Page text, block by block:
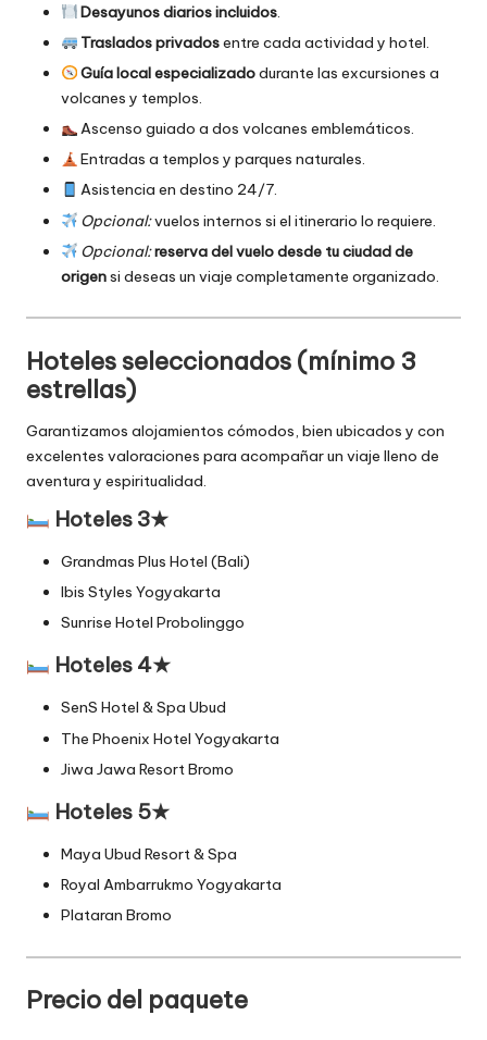
Desayunos diarios incluidos.
Traslados privadosentre cada actividad y hotel.
Guía local especializadodurante las excursiones a
volcanes y templos.
Ascenso guiado a dos volcanes emblemáticos.
Entradas a templos y parques naturales.
Asistencia en destino 24/7.
Opcional:vuelos internos si el itinerario lo requiere.
Opcional:reserva del vuelo desde tu ciudad de
origensi deseas un viaje completamente organizado.
Hoteles seleccionados (mínimo 3
estrellas)
Garantizamos alojamientos cómodos, bien ubicados y con
excelentes valoraciones para acompañar un viaje lleno de
aventura y espiritualidad.
Hoteles 3★
Grandmas Plus Hotel (Bali)
Ibis Styles Yogyakarta
Sunrise Hotel Probolinggo
Hoteles 4★
SenS Hotel & Spa Ubud
The Phoenix Hotel Yogyakarta
Jiwa Jawa Resort Bromo
Hoteles 5★
Maya Ubud Resort & Spa
Royal Ambarrukmo Yogyakarta
Plataran Bromo
Precio del paquete